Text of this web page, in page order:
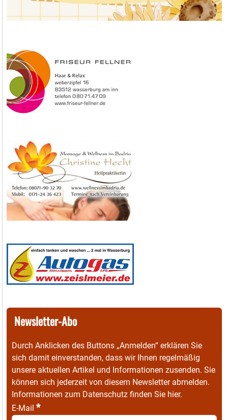
Newsletter-Abo
Durch Anklicken des Buttons „Anmelden“ erklären Sie
sich damit einverstanden, dass wir Ihnen regelmäßig
unsere aktuellen Artikel und Informationen zusenden. Sie
können sich jederzeit von diesem Newsletter abmelden.
Informationen zum Datenschutz finden Sie hier.
E-Mail *